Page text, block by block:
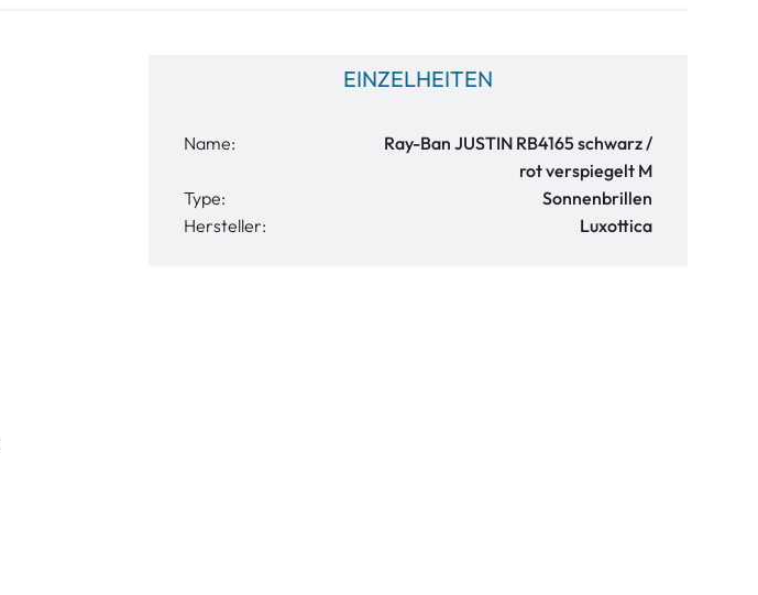
EINZELHEITEN
Name:
Ray-Ban JUSTIN RB4165 schwarz /
rot verspiegelt M
Type:
Sonnenbrillen
Hersteller:
Luxottica